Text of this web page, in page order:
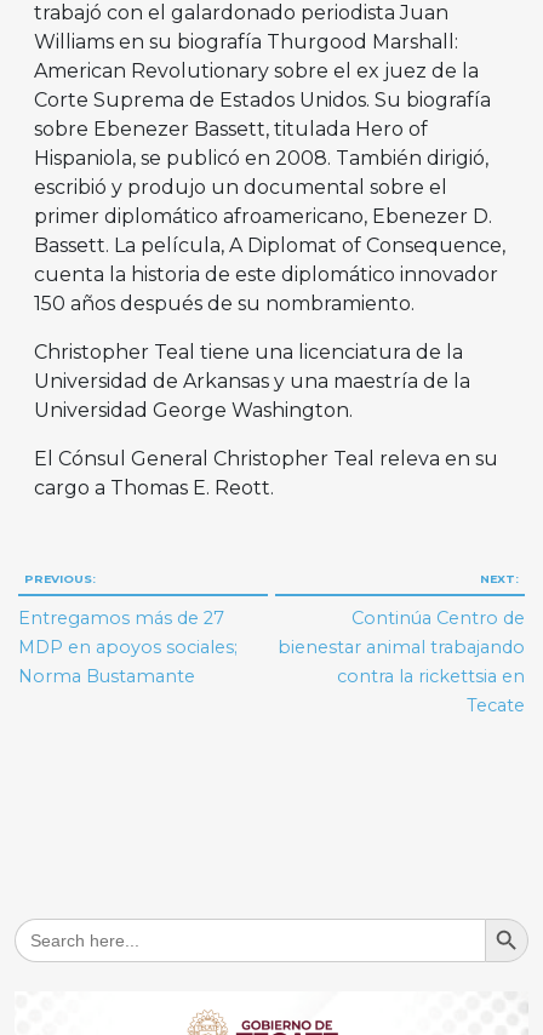
trabajó con el galardonado periodista Juan
Williams en su biografía Thurgood Marshall:
American Revolutionary sobre el ex juez de la
Corte Suprema de Estados Unidos. Su biografía
sobre Ebenezer Bassett, titulada Hero of
Hispaniola, se publicó en 2008. También dirigió,
escribió y produjo un documental sobre el
primer diplomático afroamericano, Ebenezer D.
Bassett. La película, A Diplomat of Consequence,
cuenta la historia de este diplomático innovador
150 años después de su nombramiento.
Christopher Teal tiene una licenciatura de la
Universidad de Arkansas y una maestría de la
Universidad George Washington.
El Cónsul General Christopher Teal releva en su
cargo a Thomas E. Reott.
Navegación
de
entradas
PREVIOUS:
Entregamos más de 27
MDP en apoyos sociales;
Norma Bustamante
NEXT:
Continúa Centro de
bienestar animal trabajando
contra la rickettsia en
Tecate
Search
for:
Search